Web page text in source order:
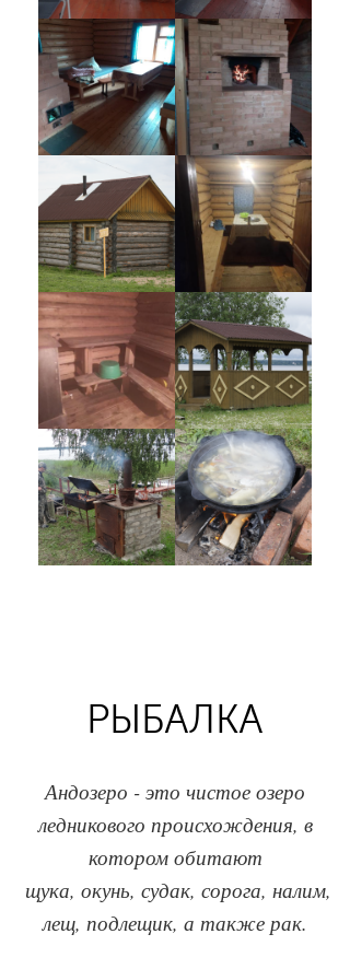
РЫБАЛКА
Андозеро - это чистое озеро
ледникового происхождения, в
котором обитают
щука, окунь, судак, сорога, налим,
лещ, подлещик, а также рак.